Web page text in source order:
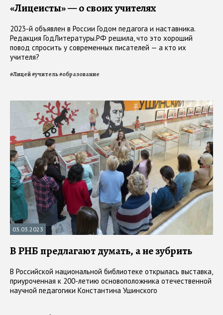
«Лицеисты» — о своих учителях
2023-й объявлен в России Годом педагога и наставника.
Редакция ГодЛитературы.РФ решила, что это хороший
повод спросить у современных писателей — а кто их
учителя?
#Лицей#учитель#образование
03.03.2023
В РНБ предлагают думать, а не зубрить
В Российской национальной библиотеке открылась выставка,
приуроченная к 200-летию основоположника отечественной
научной педагогики Константина Ушинского